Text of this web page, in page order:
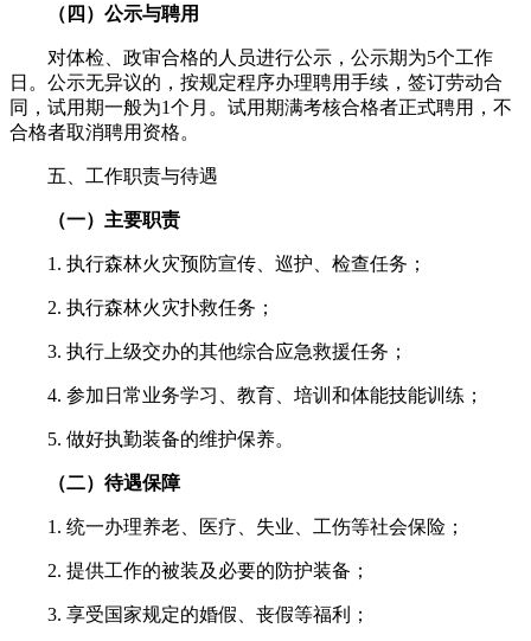
（四）公示与聘用
对体检、政审合格的人员进行公示，公示期为5个工作
日。公示无异议的，按规定程序办理聘用手续，签订劳动合
同，试用期一般为1个月。试用期满考核合格者正式聘用，不
合格者取消聘用资格。
五、工作职责与待遇
（一）主要职责
1. 执行森林火灾预防宣传、巡护、检查任务；
2. 执行森林火灾扑救任务；
3. 执行上级交办的其他综合应急救援任务；
4. 参加日常业务学习、教育、培训和体能技能训练；
5. 做好执勤装备的维护保养。
（二）待遇保障
1. 统一办理养老、医疗、失业、工伤等社会保险；
2. 提供工作的被装及必要的防护装备；
3. 享受国家规定的婚假、丧假等福利；